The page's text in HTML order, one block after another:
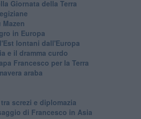
Giornata della Terra
in Europa
lontani dall'Europa
e il dramma curdo
Francesco per la Terra
araba
screzi e diplomazia
di Francesco in Asia